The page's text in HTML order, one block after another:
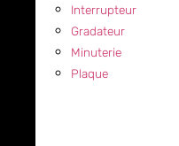
Interrupteur
Gradateur
Minuterie
Plaque